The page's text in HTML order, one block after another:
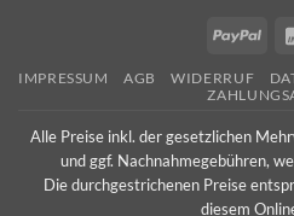
IMPRESSUM AGB WIDERRUF
Alle Preise inkl. der gesetzlichen
und ggf. Nachnahmegebühren,
Die durchgestrichenen Preise
diesem